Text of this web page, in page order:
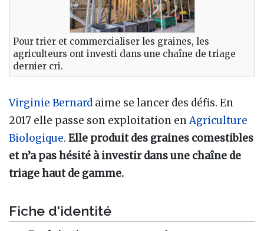
Pour trier et commercialiser les graines, les
agriculteurs ont investi dans une chaîne de triage
dernier cri.
Virginie Bernard aime se lancer des défis. En
2017 elle passe son exploitation enAgriculture
Biologique. Elle produit des graines comestibles
et n’a pas hésité à investir dans une chaîne de
triage haut de gamme.
Fiche d'identité